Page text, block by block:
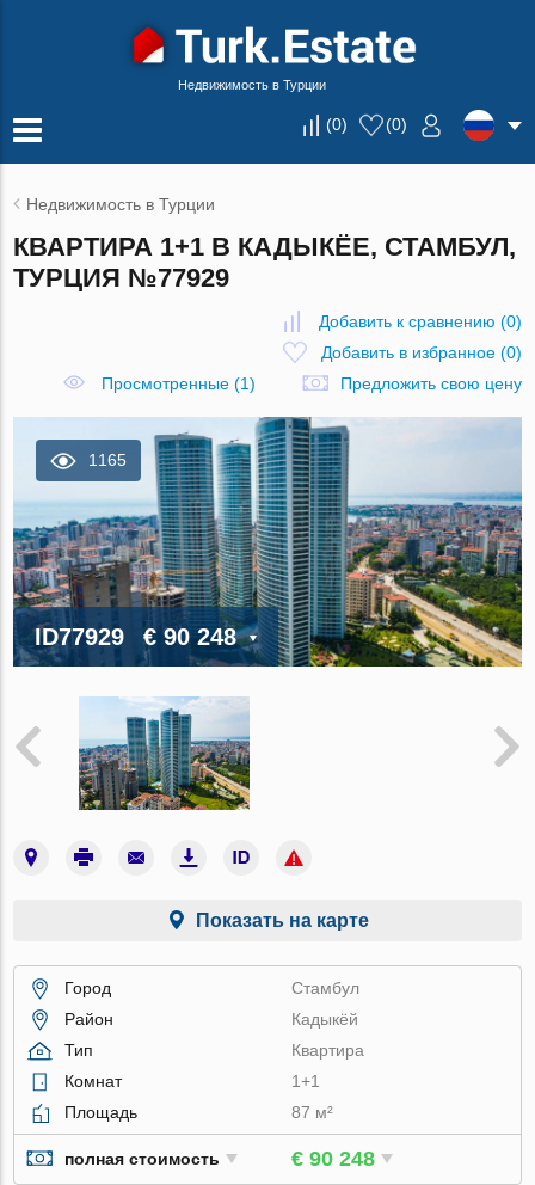
Недвижимость в Турции
(0) (0)
Недвижимость в Турции
КВАРТИРА 1+1 В КАДЫКЁЕ, СТАМБУЛ,
ТУРЦИЯ №77929
Добавить к сравнению (0)
Добавить в избранное(0)
Просмотренные (1)
Предложить свою цену
1165
ID77929 € 90 248
Показать на карте
Город
Стамбул
Район
Кадыкёй
Тип
Квартира
Комнат
1+1
Площадь
87 м²
полная стоимость € 90 248